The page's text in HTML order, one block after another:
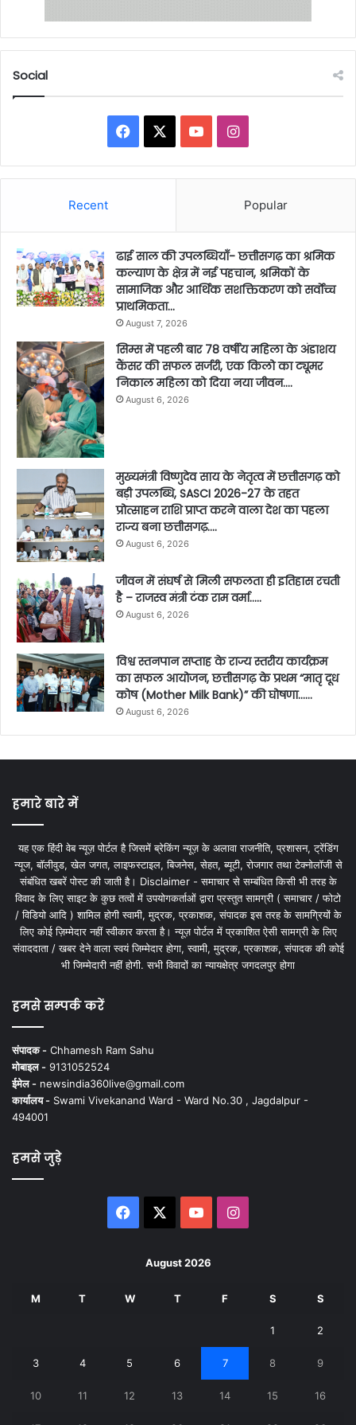
Social
Facebook YouTubeInstagram
Recent Popular
ढाई साल की उपलब्धियाँ- छत्तीसगढ़ का श्रमिक
कल्याण के क्षेत्र में नई पहचान, श्रमिकों के
सामाजिक और आर्थिक सशक्तिकरण को सर्वाेच्च
प्राथमिकता…
August 7, 2026
सिम्स में पहली बार 78 वर्षीय महिला के अंडाशय
कैंसर की सफल सर्जरी, एक किलो का ट्यूमर
निकाल महिला को दिया नया जीवन….
August 6, 2026
मुख्यमंत्री विष्णुदेव साय के नेतृत्व में छत्तीसगढ़ को
बड़ी उपलब्धि, SASCI 2026-27 के तहत
प्रोत्साहन राशि प्राप्त करने वाला देश का पहला
राज्य बना छत्तीसगढ़….
August 6, 2026
जीवन में संघर्ष से मिली सफलता ही इतिहास रचती
है – राजस्व मंत्री टंक राम वर्मा…..
August 6, 2026
विश्व स्तनपान सप्ताह के राज्य स्तरीय कार्यक्रम
का सफल आयोजन, छत्तीसगढ़ के प्रथम “मातृ दूध
कोष (Mother Milk Bank)” की घोषणा……
August 6, 2026
हमारे बारे में
यह एक हिंदी वेब न्यूज़ पोर्टल है जिसमें ब्रेकिंग न्यूज़ के अलावा राजनीति, प्रशासन, ट्रेंडिंग
न्यूज, बॉलीवुड, खेल जगत, लाइफस्टाइल, बिजनेस, सेहत, ब्यूटी, रोजगार तथा टेक्नोलॉजी से
संबंधित खबरें पोस्ट की जाती है। Disclaimer - समाचार से सम्बंधित किसी भी तरह के
विवाद के लिए साइट के कुछ तत्वों में उपयोगकर्ताओं द्वारा प्रस्तुत सामग्री ( समाचार / फोटो
/ विडियो आदि ) शामिल होगी स्वामी, मुद्रक, प्रकाशक, संपादक इस तरह के सामग्रियों के
लिए कोई ज़िम्मेदार नहीं स्वीकार करता है। न्यूज़ पोर्टल में प्रकाशित ऐसी सामग्री के लिए
संवाददाता / खबर देने वाला स्वयं जिम्मेदार होगा, स्वामी, मुद्रक, प्रकाशक, संपादक की कोई
भी जिम्मेदारी नहीं होगी. सभी विवादों का न्यायक्षेत्र जगदलपुर होगा
हमसे सम्पर्क करें
संपादक - Chhamesh Ram Sahu
मोबाइल - 9131052524
ईमेल - newsindia360live@gmail.com
कार्यालय - Swami Vivekanand Ward - Ward No.30 , Jagdalpur -
494001
हमसे जुड़े
Facebook YouTubeInstagram
August 2026
M T W T F S S
1 2
3 4 5 6 7 8 9
10 11 12 13 14 15 16